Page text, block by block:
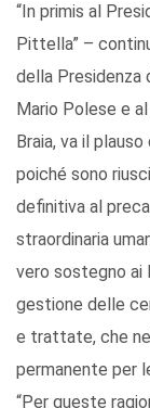
“In primis al
Pittella” –
della Presidenza
Mario Polese e
Braia, va il
poiché sono
definitiva al
straordinaria
vero sostegno ai
gestione delle
e trattate, che
permanente per
“Per queste